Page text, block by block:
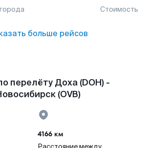
Стоимость
больше рейсов
перелёту Доха (DOH) -
(OVB)
4166 км